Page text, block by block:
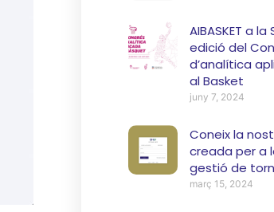
AIBASKET a
edició del
d’analítica
al Basket
juny 7, 2024
Coneix la
creada per a
gestió de
març 15, 2024